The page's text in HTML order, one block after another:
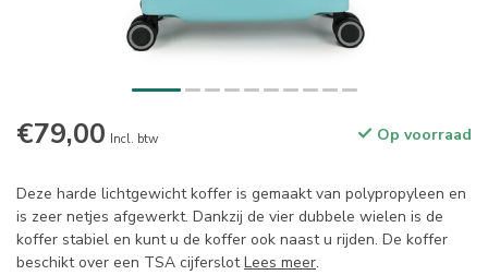
€79,00 Incl. btw Op voorraad
Deze harde lichtgewicht koffer is gemaakt van polypropyleen en
is zeer netjes afgewerkt. Dankzij de vier dubbele wielen is de
koffer stabiel en kunt u de koffer ook naast u rijden. De koffer
beschikt over een TSA cijferslotLees meer.